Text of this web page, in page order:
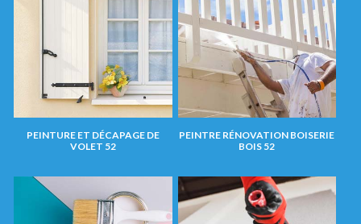
PEINTURE ET DÉCAPAGE DE
VOLET 52
PEINTRE RÉNOVATION BOISERIE
BOIS 52